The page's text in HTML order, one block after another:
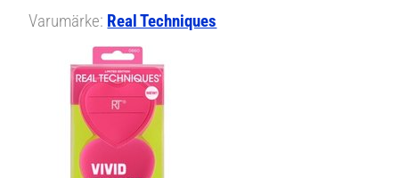
Varumärke: Real Techniques